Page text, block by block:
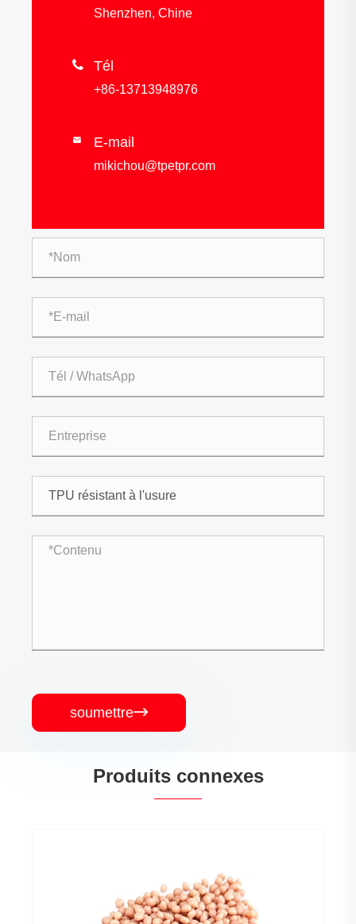
Shenzhen, Chine
 Tél
+86-13713948976
 E-mail
mikichou@tpetpr.com
soumettre
Produits connexes